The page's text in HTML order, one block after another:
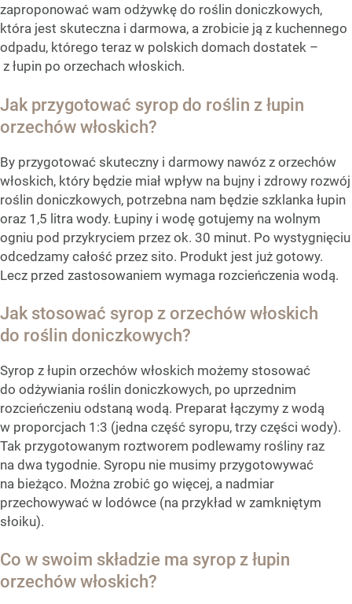
zaproponować wam odżywkę do roślin doniczkowych,
która jest skuteczna i darmowa, a zrobicie ją z kuchennego
odpadu, którego teraz w polskich domach dostatek –
z łupin po orzechach włoskich.
Jak przygotować syrop do roślin z łupin
orzechów włoskich?
By przygotować skuteczny i darmowy nawóz z orzechów
włoskich, który będzie miał wpływ na bujny i zdrowy rozwój
roślin doniczkowych, potrzebna nam będzie szklanka łupin
oraz 1,5 litra wody. Łupiny i wodę gotujemy na wolnym
ogniu pod przykryciem przez ok. 30 minut. Po wystygnięciu
odcedzamy całość przez sito. Produkt jest już gotowy.
Lecz przed zastosowaniem wymaga rozcieńczenia wodą.
Jak stosować syrop z orzechów włoskich
do roślin doniczkowych?
Syrop z łupin orzechów włoskich możemy stosować
do odżywiania roślin doniczkowych, po uprzednim
rozcieńczeniu odstaną wodą. Preparat łączymy z wodą
w proporcjach 1:3 (jedna część syropu, trzy części wody).
Tak przygotowanym roztworem podlewamy rośliny raz
na dwa tygodnie. Syropu nie musimy przygotowywać
na bieżąco. Można zrobić go więcej, a nadmiar
przechowywać w lodówce (na przykład w zamkniętym
słoiku).
Co w swoim składzie ma syrop z łupin
orzechów włoskich?